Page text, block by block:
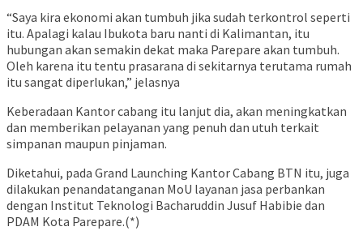
“Saya kira ekonomi akan tumbuh jika sudah terkontrol seperti
itu. Apalagi kalau Ibukota baru nanti di Kalimantan, itu
hubungan akan semakin dekat maka Parepare akan tumbuh.
Oleh karena itu tentu prasarana di sekitarnya terutama rumah
itu sangat diperlukan,” jelasnya
Keberadaan Kantor cabang itu lanjut dia, akan meningkatkan
dan memberikan pelayanan yang penuh dan utuh terkait
simpanan maupun pinjaman.
Diketahui, pada Grand Launching Kantor Cabang BTN itu, juga
dilakukan penandatanganan MoU layanan jasa perbankan
dengan Institut Teknologi Bacharuddin Jusuf Habibie dan
PDAM Kota Parepare.(*)